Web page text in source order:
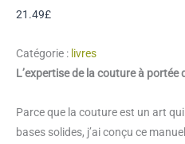
21.49£
Catégorie : livres
L’expertise de la couture à portée
Parce que la couture est un art
bases solides, j’ai conçu ce